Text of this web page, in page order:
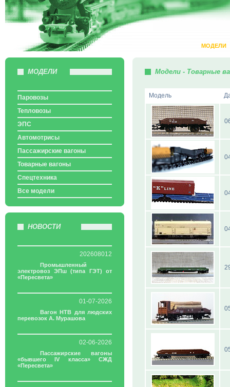
МОДЕЛИ
МОДЕЛИ
Паровозы
Тепловозы
ЭПС
Автомотрисы
Пассажирские вагоны
Товарные вагоны
Спецтехника
Все модели
НОВОСТИ
202608012
Промышленный
электровоз ЭПш (типа ГЭТ) от
«Пересвета»
01-07-2026
Вагон НТВ для людских
перевозок А. Мурашова
02-06-2026
Пассажирские вагоны
«бывшего IV класса» СЖД
«Пересвета»
Модели - Товарные
Модель